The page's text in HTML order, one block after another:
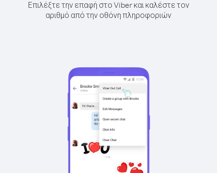
Επιλέξτε την επαφή στο Viber και καλέστε τον
αριθμό από την οθόνη πληροφοριών